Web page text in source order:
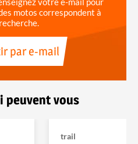
motos correspondent à
par e-mail
peuvent vous
trail